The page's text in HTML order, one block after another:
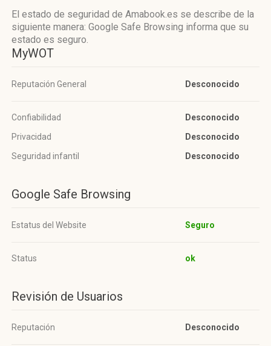
El estado de seguridad de Amabook.es se describe de la
siguiente manera: Google Safe Browsing informa que su
estado es seguro.
MyWOT
Reputación General Desconocido
Confiabilidad
Desconocido
Privacidad
Desconocido
Seguridad infantil
Desconocido
Google Safe Browsing
Estatus del Website Seguro
Status ok
Revisión de Usuarios
Reputación Desconocido